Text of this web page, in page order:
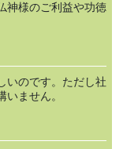
神様のご利益や功徳
いのです。ただし社
ません。